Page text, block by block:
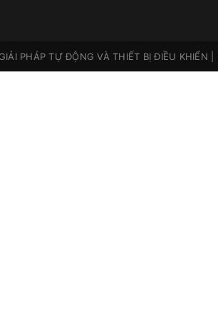
PHÁP TỰ ĐỘNG VÀ THIẾT BỊ ĐIỀU KHIỂN